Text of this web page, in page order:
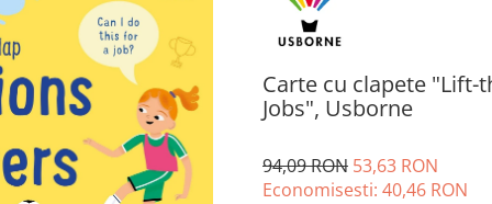
Carte cu clapete "Lift-
Jobs", Usborne
94,09 RON 53,63 RON
Economisesti: 40,46 RON